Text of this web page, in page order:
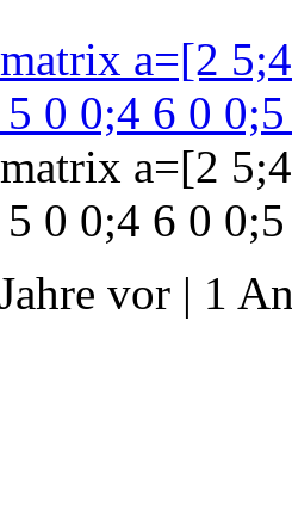
a=[2
0 0;4 6 0
a=[2
0 0;4 6 0
vor | 1